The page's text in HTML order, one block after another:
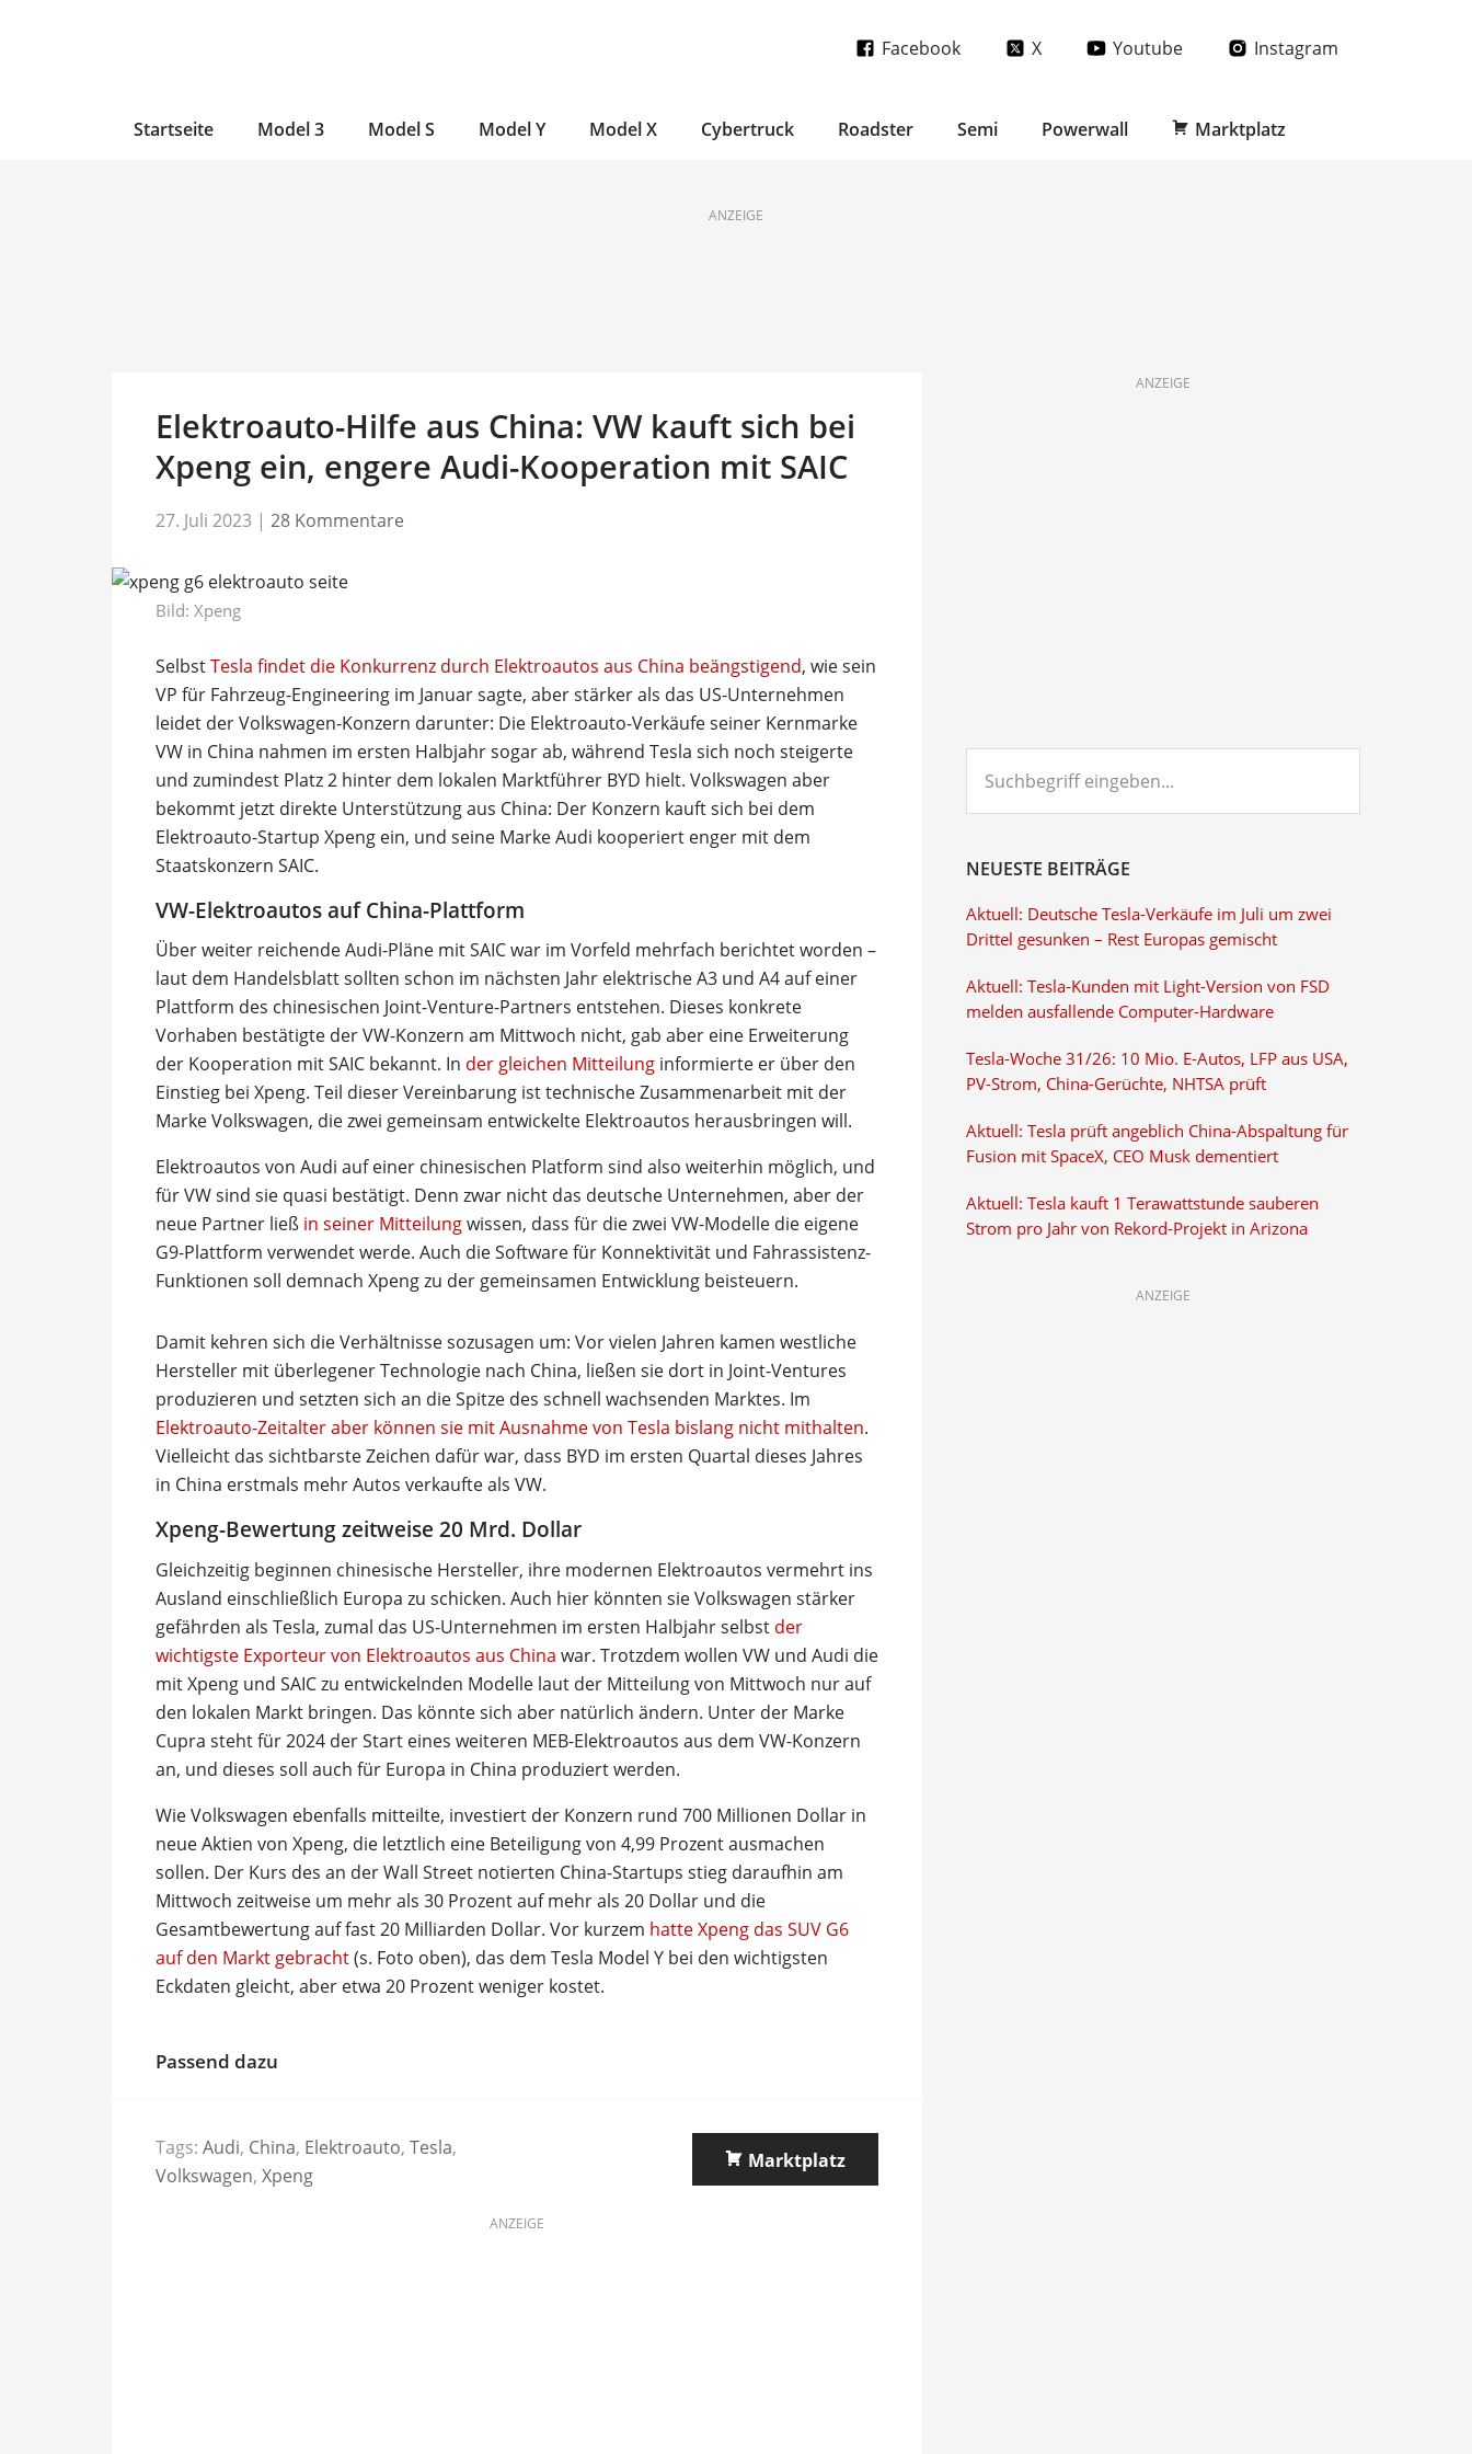
Facebook X Youtube Instagram
Startseite Model 3 Model S Model Y Model X Cybertruck Roadster Semi Powerwall Marktplatz
ANZEIGE
Elektroauto-Hilfe aus China: VW kauft sich bei
Xpeng ein, engere Audi-Kooperation mit SAIC
27. Juli 2023 | 28 Kommentare
Bild: Xpeng
SelbstTesla findet die Konkurrenz durch Elektroautos aus China beängstigend, wie sein
VP für Fahrzeug-Engineering im Januar sagte, aber stärker als das US-Unternehmen
leidet der Volkswagen-Konzern darunter: Die Elektroauto-Verkäufe seiner Kernmarke
VW in China nahmen im ersten Halbjahr sogar ab, während Tesla sich noch steigerte
und zumindest Platz 2 hinter dem lokalen Marktführer BYD hielt. Volkswagen aber
bekommt jetzt direkte Unterstützung aus China: Der Konzern kauft sich bei dem
Elektroauto-Startup Xpeng ein, und seine Marke Audi kooperiert enger mit dem
Staatskonzern SAIC.
VW-Elektroautos auf China-Plattform
Über weiter reichende Audi-Pläne mit SAIC war im Vorfeld mehrfach berichtet worden –
laut dem Handelsblatt sollten schon im nächsten Jahr elektrische A3 und A4 auf einer
Plattform des chinesischen Joint-Venture-Partners entstehen. Dieses konkrete
Vorhaben bestätigte der VW-Konzern am Mittwoch nicht, gab aber eine Erweiterung
der Kooperation mit SAIC bekannt. In der gleichen Mitteilung informierte er über den
Einstieg bei Xpeng. Teil dieser Vereinbarung ist technische Zusammenarbeit mit der
Marke Volkswagen, die zwei gemeinsam entwickelte Elektroautos herausbringen will.
Elektroautos von Audi auf einer chinesischen Platform sind also weiterhin möglich, und
für VW sind sie quasi bestätigt. Denn zwar nicht das deutsche Unternehmen, aber der
neue Partner ließ in seiner Mitteilungwissen, dass für die zwei VW-Modelle die eigene
G9-Plattform verwendet werde. Auch die Software für Konnektivität und Fahrassistenz-
Funktionen soll demnach Xpeng zu der gemeinsamen Entwicklung beisteuern.
Damit kehren sich die Verhältnisse sozusagen um: Vor vielen Jahren kamen westliche
Hersteller mit überlegener Technologie nach China, ließen sie dort in Joint-Ventures
produzieren und setzten sich an die Spitze des schnell wachsenden Marktes. Im
Elektroauto-Zeitalter aber können sie mit Ausnahme von Tesla bislang nicht mithalten.
Vielleicht das sichtbarste Zeichen dafür war, dass BYD im ersten Quartal dieses Jahres
in China erstmals mehr Autos verkaufte als VW.
Xpeng-Bewertung zeitweise 20 Mrd. Dollar
Gleichzeitig beginnen chinesische Hersteller, ihre modernen Elektroautos vermehrt ins
Ausland einschließlich Europa zu schicken. Auch hier könnten sie Volkswagen stärker
gefährden als Tesla, zumal das US-Unternehmen im ersten Halbjahr selbst der
wichtigste Exporteur von Elektroautos aus China war. Trotzdem wollen VW und Audi die
mit Xpeng und SAIC zu entwickelnden Modelle laut der Mitteilung von Mittwoch nur auf
den lokalen Markt bringen. Das könnte sich aber natürlich ändern. Unter der Marke
Cupra steht für 2024 der Start eines weiteren MEB-Elektroautos aus dem VW-Konzern
an, und dieses soll auch für Europa in China produziert werden.
Wie Volkswagen ebenfalls mitteilte, investiert der Konzern rund 700 Millionen Dollar in
neue Aktien von Xpeng, die letztlich eine Beteiligung von 4,99 Prozent ausmachen
sollen. Der Kurs des an der Wall Street notierten China-Startups stieg daraufhin am
Mittwoch zeitweise um mehr als 30 Prozent auf mehr als 20 Dollar und die
Gesamtbewertung auf fast 20 Milliarden Dollar. Vor kurzem hatte Xpeng das SUV G6
auf den Markt gebracht(s. Foto oben), das dem Tesla Model Y bei den wichtigsten
Eckdaten gleicht, aber etwa 20 Prozent weniger kostet.
Passend dazu
Tags: Audi, China, Elektroauto, Tesla,
Volkswagen, Xpeng
Marktplatz
ANZEIGE
ANZEIGE
eingeben...
NEUESTE BEITRÄGE
Aktuell: Deutsche Tesla-Verkäufe im Juli um zwei
Drittel gesunken – Rest Europas gemischt
Aktuell: Tesla-Kunden mit Light-Version von FSD
melden ausfallende Computer-Hardware
Tesla-Woche 31/26: 10 Mio. E-Autos, LFP aus USA,
PV-Strom, China-Gerüchte, NHTSA prüft
Aktuell: Tesla prüft angeblich China-Abspaltung für
Fusion mit SpaceX, CEO Musk dementiert
Aktuell: Tesla kauft 1 Terawattstunde sauberen
Strom pro Jahr von Rekord-Projekt in Arizona
ANZEIGE